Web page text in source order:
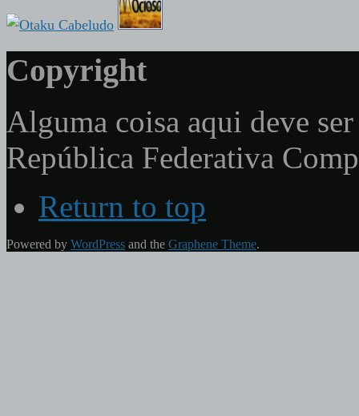
Copyright
Alguma coisa aqui deve
República Federativa
Return to top
Powered by WordPress and the Graphene Theme.